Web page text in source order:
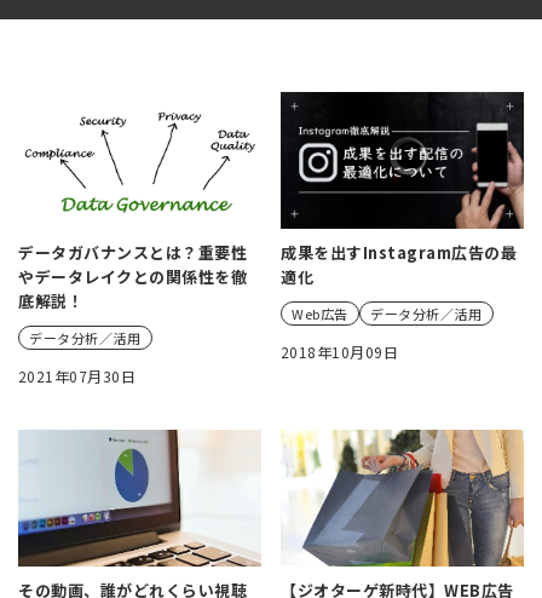
データガバナンスとは？重要性
やデータレイクとの関係性を徹
底解説！
データ分析／活用
2021年07月30日
成果を出すInstagram広告の最
適化
Web広告 データ分析／活用
2018年10月09日
その動画、誰がどれくらい視聴 【ジオターゲ新時代】WEB広告